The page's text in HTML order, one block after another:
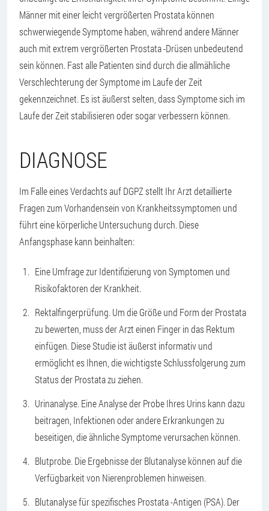
Männer mit einer leicht vergrößerten Prostata können
schwerwiegende Symptome haben, während andere Männer
auch mit extrem vergrößerten Prostata -Drüsen unbedeutend
sein können. Fast alle Patienten sind durch die allmähliche
Verschlechterung der Symptome im Laufe der Zeit
gekennzeichnet. Es ist äußerst selten, dass Symptome sich im
Laufe der Zeit stabilisieren oder sogar verbessern können.
DIAGNOSE
Im Falle eines Verdachts auf DGPZ stellt Ihr Arzt detaillierte
Fragen zum Vorhandensein von Krankheitssymptomen und
führt eine körperliche Untersuchung durch. Diese
Anfangsphase kann beinhalten:
Eine Umfrage zur Identifizierung von Symptomen und
Risikofaktoren der Krankheit.
Rektalfingerprüfung. Um die Größe und Form der Prostata
zu bewerten, muss der Arzt einen Finger in das Rektum
einfügen. Diese Studie ist äußerst informativ und
ermöglicht es Ihnen, die wichtigste Schlussfolgerung zum
Status der Prostata zu ziehen.
Urinanalyse. Eine Analyse der Probe Ihres Urins kann dazu
beitragen, Infektionen oder andere Erkrankungen zu
beseitigen, die ähnliche Symptome verursachen können.
Blutprobe. Die Ergebnisse der Blutanalyse können auf die
Verfügbarkeit von Nierenproblemen hinweisen.
Blutanalyse für spezifisches Prostata -Antigen (PSA). Der